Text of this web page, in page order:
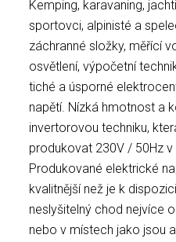
Kemping, karavaning,
sportovci, alpinisté a
záchranné složky, měřící
osvětlení, výpočetní
tiché a úsporné
napětí. Nízká hmotnost a
invertorovou techniku,
produkovat 230V / 50Hz
Produkované elektrické
kvalitnější než je k
neslyšitelný chod nejvíce
nebo v místech jako jsou